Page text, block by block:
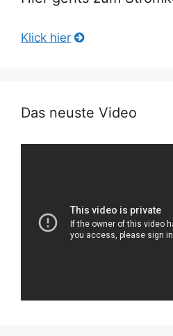
Klick hier
Das neuste Video